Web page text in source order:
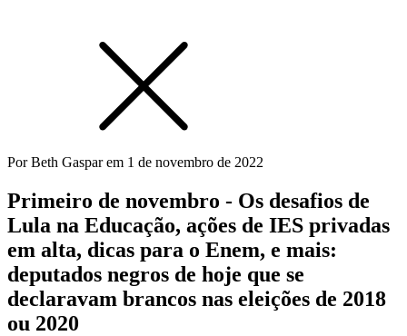
PorBeth Gasparem 1 de novembro de 2022
Primeiro de novembro - Os desafios de
Lula na Educação, ações de IES privadas
em alta, dicas para o Enem, e mais:
deputados negros de hoje que se
declaravam brancos nas eleições de 2018
ou 2020